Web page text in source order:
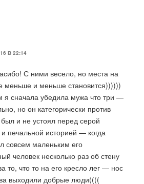
В 22:14
С ними весело, но места на
меньше и меньше становится))))))
я сначала убедила мужа что три —
но он категорически против
и не устоял перед серой
печальной историей — когда
совсем маленьким его
человек несколько раз об стену
то, что то на его кресло лег — нос
выходили добрые люди((((